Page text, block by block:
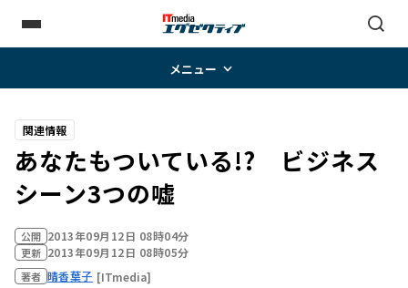
メニュー
関連情報
あなたもついている!? ビジネス
シーン3つの嘘
公開 2013年09月12日 08時04分
更新 2013年09月12日 08時05分
著者 晴香葉子 [ITmedia]